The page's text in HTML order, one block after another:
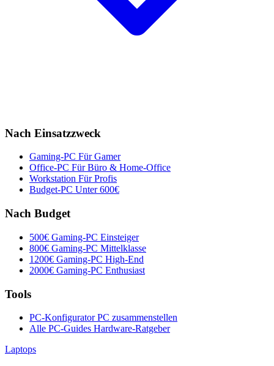
Nach Einsatzzweck
Gaming-PC Für Gamer
Office-PC Für Büro & Home-Office
Workstation Für Profis
Budget-PC Unter 600€
Nach Budget
500€ Gaming-PC Einsteiger
800€ Gaming-PC Mittelklasse
1200€ Gaming-PC High-End
2000€ Gaming-PC Enthusiast
Tools
PC-KonfiguratorPC zusammenstellen
Alle PC-Guides Hardware-Ratgeber
Laptops